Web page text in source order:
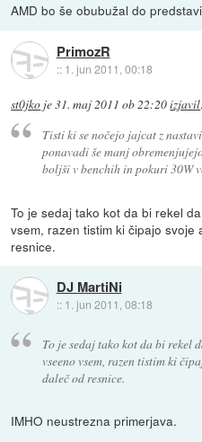
AMD bo še obubužal do
PrimozR
:: 1. jun 2011, 00:18
st0jko je31. maj 2011 ob 22:20izjavil
Tisti ki se nočejo jajcat z
ponavadi še manj
boljši v benchih in pokuri 30W
To je sedaj tako kot da bi rekel
vsem, razen tistim ki čipajo svoje
resnice.
DJ MartiNi
:: 1. jun 2011, 08:18
To je sedaj tako kot da bi rekel
vseeno vsem, razen tistim ki
daleč od resnice.
IMHO neustrezna primerjava.